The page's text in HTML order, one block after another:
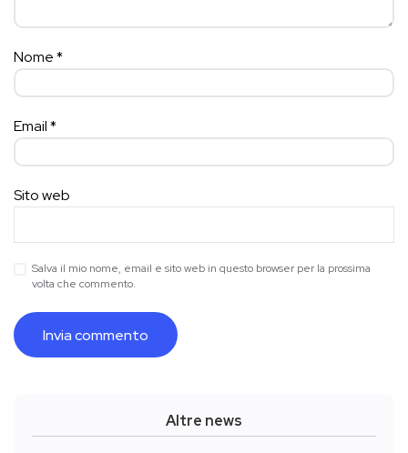
Nome*
Email*
Sito web
Salva il mio nome, email e sito web in questo browser per la prossima
volta che commento.
Altre news